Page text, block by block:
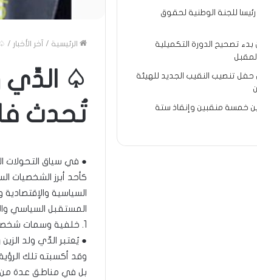
الرئيسية / آخر الأخبار /
♤ الدِّي
تُحدث
● في سياق التحولات
كأحد أبرز الشخصيات
السياسية
المستقبل السياسي
1. خلفية وسمات شخصية الدِّي ولد الزين :-
● يُعتبر الدِّي ولد
وقد أكسبته تلك
بل في مناطق عدة من
للجنة الوطنية لحقوق
بدء تصحيح الدورة التكميلية
حفل تنصيب النقيب الجديد للهيئة
خمسة منقبين وإنقاذ ستة